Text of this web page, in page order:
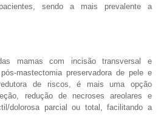
sendo a mais prevalente a
mamas com incisão transversal e
mastectomia preservadora de pele e
de riscos, é mais uma opção
redução de necroses areolares e
dolorosa parcial ou total, facilitando a